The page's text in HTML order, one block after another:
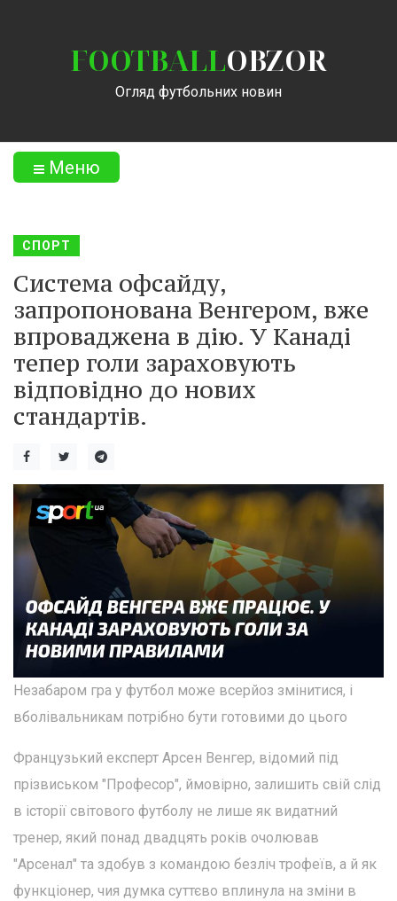
FOOTBALLOBZOR
Огляд футбольних новин
Меню
СПОРТ
Система офсайду,
запропонована Венгером, вже
впроваджена в дію. У Канаді
тепер голи зараховують
відповідно до нових
стандартів.
Незабаром гра у футбол може всерйоз змінитися, і
вболівальникам потрібно бути готовими до цього
Французький експерт Арсен Венгер, відомий під
прізвиськом "Професор", ймовірно, залишить свій слід
в історії світового футболу не лише як видатний
тренер, який понад двадцять років очолював
"Арсенал" та здобув з командою безліч трофеїв, а й як
функціонер, чия думка суттєво вплинула на зміни в